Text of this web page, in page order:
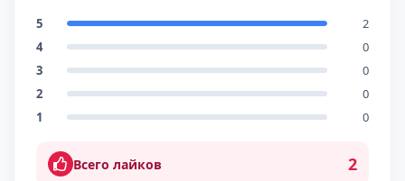
5
2
4
0
3
0
2
0
1
0
Всего лайков 2